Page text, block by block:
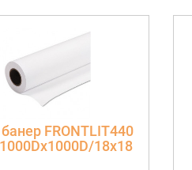
FRONTLIT440
18х18